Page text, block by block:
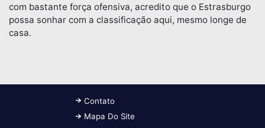
com bastante força ofensiva, acredito que o Estrasburgo
possa sonhar com a classificação aqui, mesmo longe de
casa.
Contato
Mapa Do Site